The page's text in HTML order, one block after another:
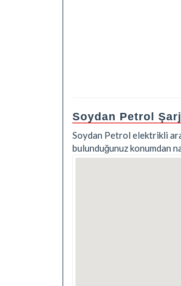
Soydan Petrol
Soydan Petrol elektrikli
bulunduğunuz konumdan